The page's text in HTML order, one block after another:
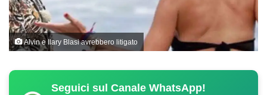
Alvin e Ilary Blasi avrebbero litigato
Seguici sul Canale WhatsApp!